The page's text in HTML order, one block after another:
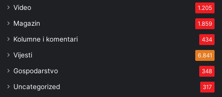
Video 1.205
Magazin 1.859
Kolumne i komentari 434
Vijesti 6.841
Gospodarstvo 348
Uncategorized 317